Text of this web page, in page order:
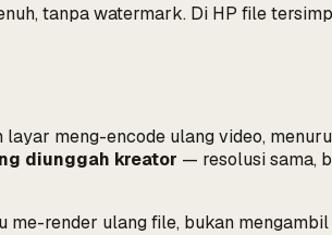
tanpa watermark. Di HP file
meng-encode ulang video,
diunggah kreator — resolusi sama,
render ulang file, bukan